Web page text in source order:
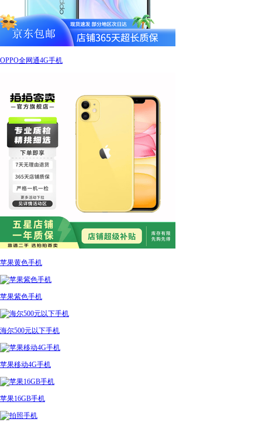
OPPO全网通4G手机
苹果黄色手机
苹果紫色手机
海尔500元以下手机
苹果移动4G手机
苹果16GB手机